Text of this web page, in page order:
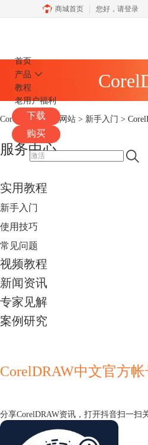
商城首页 您好， 请登录
首页
产品
教程
老用户福利
下载
购买
CorelDRAW中文网站 > 新手入门 >
服务中心
实用教程
新手入门
使用技巧
常见问题
视频教程
新闻资讯
专家见解
案例研究
CorelDRAW中文官方帐
分享CorelDRAW资讯，打开抖音扫一扫